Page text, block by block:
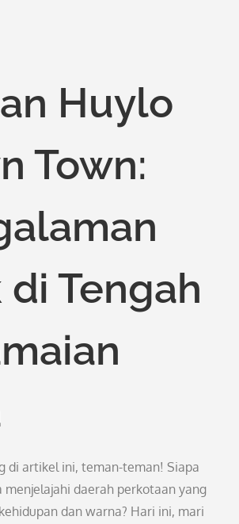
Huylo
Town:
di Tengah
di artikel ini, teman-teman! Siapa
menjelajahi daerah perkotaan yang
dan warna? Hari ini, mari